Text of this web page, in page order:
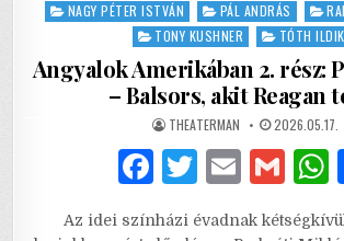
NAGY PÉTER ISTVÁN
PÁL ANDRÁS
TONY KUSHNER
TÓTH
Angyalok Amerikában 2. rész:
– Balsors, akit Reagan
AUTHOR:
THEATERMAN PUBLISHED
DATE:
2026.05.17.
F T E G
Az idei színházi évadnak